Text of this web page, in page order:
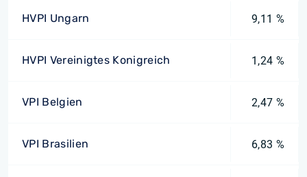
HVPI Ungarn 9,11 %
HVPI Vereinigtes Konigreich 1,24 %
VPI Belgien 2,47 %
VPI Brasilien 6,83 %